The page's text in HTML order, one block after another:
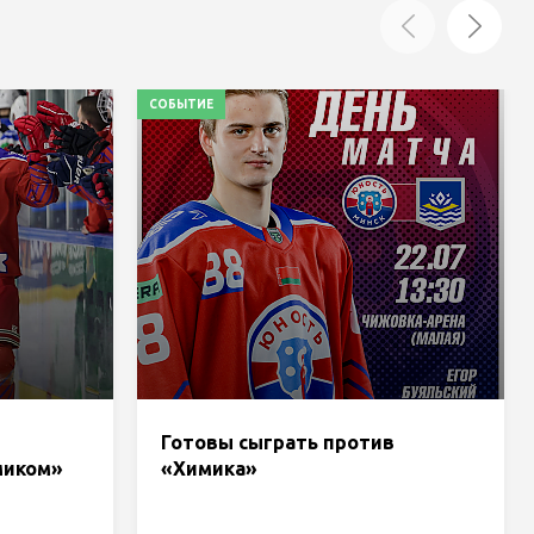
СОБЫТИЕ
Готовы сыграть против
«Химика»